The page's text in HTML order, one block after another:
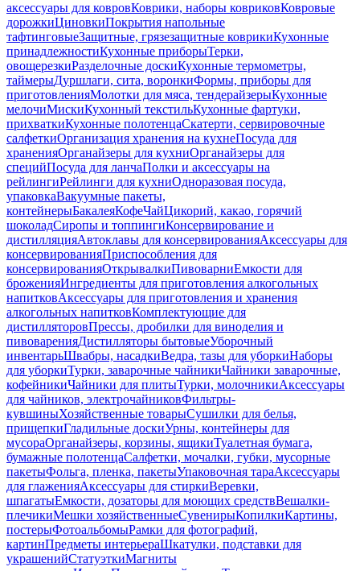
аксессуары для ковровКоврики, наборы ковриковКовровые
дорожкиЦиновкиПокрытия напольные
тафтинговыеЗащитные, грязезащитные коврикиКухонные
принадлежностиКухонные приборыТерки,
овощерезкиРазделочные доскиКухонные термометры,
таймерыДуршлаги, сита, воронкиФормы, приборы для
приготовленияМолотки для мяса, тендерайзерыКухонные
мелочиМискиКухонный текстильКухонные фартуки,
прихваткиКухонные полотенцаСкатерти, сервировочные
салфеткиОрганизация хранения на кухнеПосуда для
храненияОрганайзеры для кухниОрганайзеры для
специйПосуда для ланчаПолки и аксессуары на
рейлингиРейлинги для кухниОдноразовая посуда,
упаковкаВакуумные пакеты,
контейнерыБакалеяКофеЧайЦикорий, какао, горячий
шоколадСиропы и топпингиКонсервирование и
дистилляцияАвтоклавы для консервированияАксессуары для
консервированияПриспособления для
консервированияОткрывалкиПивоварниЕмкости для
броженияИнгредиенты для приготовления алкогольных
напитковАксессуары для приготовления и хранения
алкогольных напитковКомплектующие для
дистилляторовПрессы, дробилки для виноделия и
пивоваренияДистилляторы бытовыеУборочный
инвентарьШвабры, насадкиВедра, тазы для уборкиНаборы
для уборкиТурки, заварочные чайникиЧайники заварочные,
кофейникиЧайники для плитыТурки, молочникиАксессуары
для чайников, электрочайниковФильтры-
кувшиныХозяйственные товарыСушилки для белья,
прищепкиГладильные доскиУрны, контейнеры для
мусораОрганайзеры, корзины, ящикиТуалетная бумага,
бумажные полотенцаСалфетки, мочалки, губки, мусорные
пакетыФольга, пленка, пакетыУпаковочная тараАксессуары
для глаженияАксессуары для стиркиВеревки,
шпагатыЕмкости, дозаторы для моющих средствВешалки-
плечикиМешки хозяйственныеСувенирыКопилкиКартины,
постерыФотоальбомыРамки для фотографий,
картинПредметы интерьераШкатулки, подставки для
украшенийСтатуэткиМагниты